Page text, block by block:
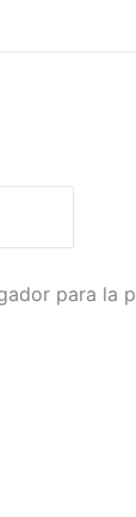
para la